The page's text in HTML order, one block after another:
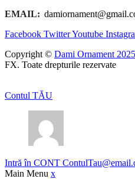
EMAIL:
Facebook TwitterYoutube
Copyright © Dami Ornament 2025
FX. Toate drepturile rezervate
Contul TĂU
Intră în CONT
Main Menu x